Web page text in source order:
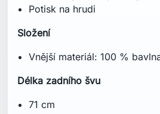
Potisk na hrudi
Složení
Vnější materiál: 100 %
Délka zadního švu
71 cm